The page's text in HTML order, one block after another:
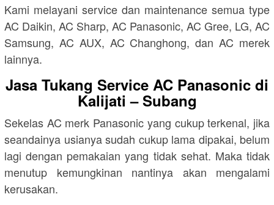
Kami melayani service dan maintenance semua type
AC Daikin, AC Sharp, AC Panasonic, AC Gree, LG, AC
Samsung, AC AUX, AC Changhong, dan AC merek
lainnya.
Jasa Tukang Service AC Panasonic di
Kalijati – Subang
Sekelas AC merk Panasonic yang cukup terkenal, jika
seandainya usianya sudah cukup lama dipakai, belum
lagi dengan pemakaian yang tidak sehat. Maka tidak
menutup kemungkinan nantinya akan mengalami
kerusakan.